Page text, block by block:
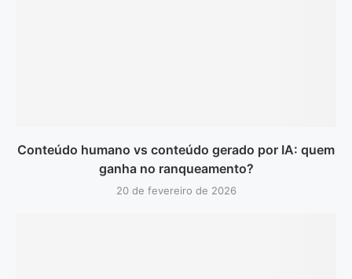
Conteúdo humano vs conteúdo gerado por IA: quem
ganha no ranqueamento?
20 de fevereiro de 2026